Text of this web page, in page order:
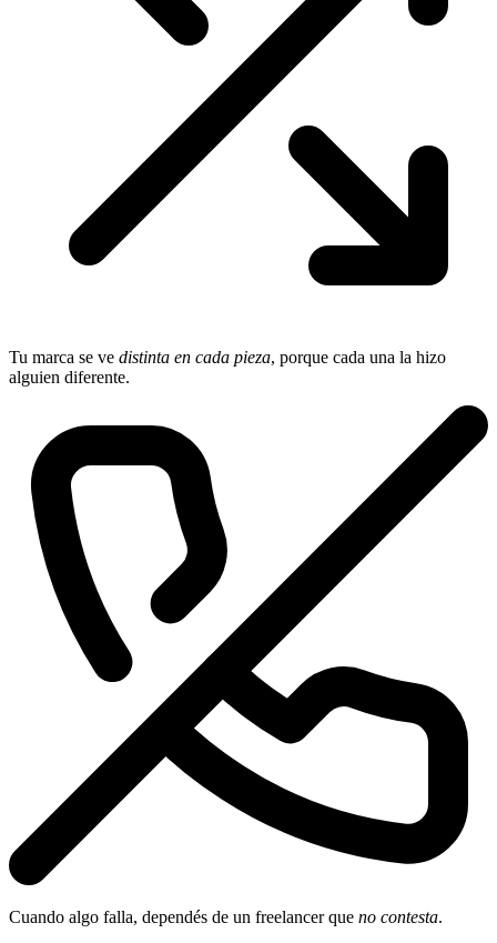
Tu marca se ve distinta en cada pieza, porque cada una la hizo
alguien diferente.
Cuando algo falla, dependés de un freelancer que no contesta.